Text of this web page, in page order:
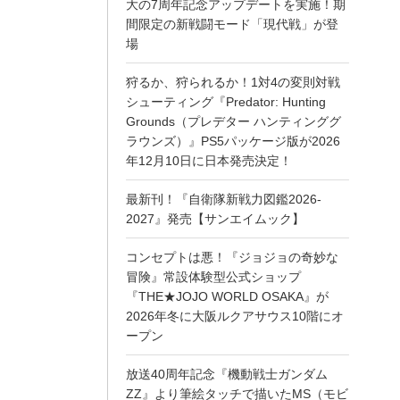
大の7周年記念アップデートを実施！期
間限定の新戦闘モード「現代戦」が登
場
狩るか、狩られるか！1対4の変則対戦
シューティング『Predator: Hunting
Grounds（プレデター ハンティンググ
ラウンズ）』PS5パッケージ版が2026
年12月10日に日本発売決定！
最新刊！『自衛隊新戦力図鑑2026-
2027』発売【サンエイムック】
コンセプトは悪！『ジョジョの奇妙な
冒険』常設体験型公式ショップ
『THE★JOJO WORLD OSAKA』が
2026年冬に大阪ルクアサウス10階にオ
ープン
放送40周年記念『機動戦士ガンダム
ZZ』より筆絵タッチで描いたMS（モビ